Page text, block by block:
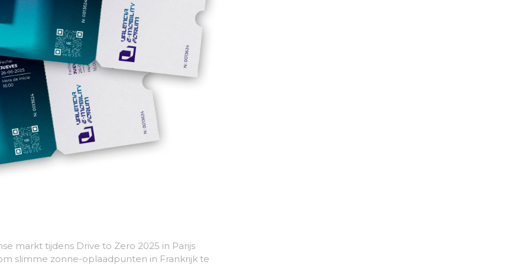
markt tijdens Drive to Zero 2025 in Parijs
slimme zonne-oplaadpunten in Frankrijk te